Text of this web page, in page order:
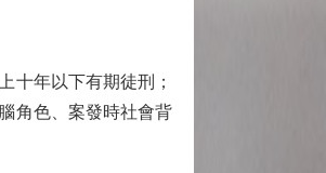
年以下有期徒刑；
角色、案發時社會背